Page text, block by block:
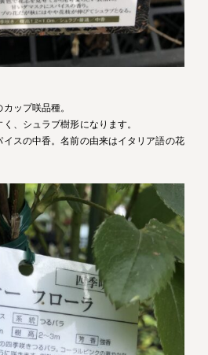
ップ咲品種。
、シュラブ樹形になります。
スの中香。名前の由来はイタリア語の花